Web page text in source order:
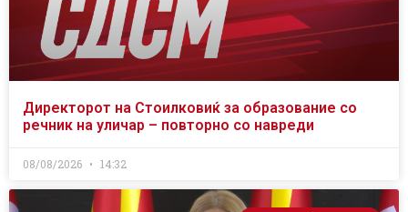
Директорот на Стоилковиќ за образование со
речник на уличар – повторно со навреди
08/08/2026 14:32